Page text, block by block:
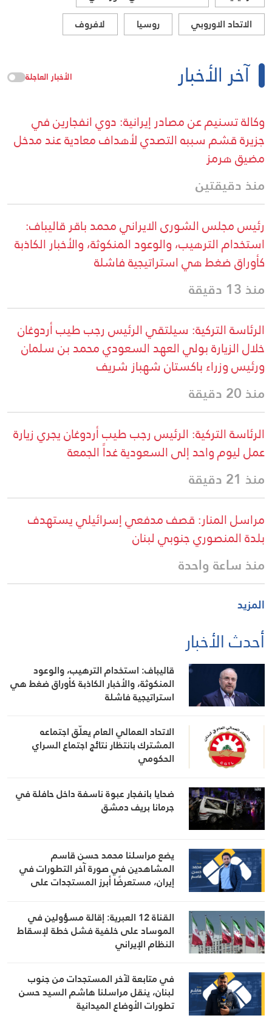
الاتحاد الاوروبي
روسيا لافروف
آخر الأخبار الأخبار العاجلة
وكالة تسنيم عن مصادر إيرانية: دوي انفجارين في
جزيرة قشم سببه التصدي لأهداف معادية عند مدخل
مضيق هرمز
منذ دقيقتين
رئيس مجلس الشورى الايراني محمد باقر قاليباف:
استخدام الترهيب، والوعود المنكوثة، والأخبار الكاذبة
كأوراق ضغط هي استراتيجية فاشلة
منذ 13 دقيقة
الرئاسة التركية: سيلتقي الرئيس رجب طيب أردوغان
خلال الزيارة بولي العهد السعودي محمد بن سلمان
ورئيس وزراء باكستان شهباز شريف
منذ 20 دقيقة
الرئاسة التركية: الرئيس رجب طيب أردوغان يجري زيارة
عمل ليوم واحد إلى السعودية غداً الجمعة
منذ 21 دقيقة
مراسل المنار: قصف مدفعي إسرائيلي يستهدف
بلدة المنصوري جنوبي لبنان
منذ ساعة واحدة
المزيد
أحدث الأخبار
قاليباف: استخدام الترهيب، والوعود
المنكوثة، والأخبار الكاذبة كأوراق ضغط هي
استراتيجية فاشلة
الاتحاد العمالي العام يعلّق اجتماعه
المشترك بانتظار نتائج اجتماع السراي
الحكومي
ضحايا بانفجار عبوة ناسفة داخل حافلة في
جرمانا بريف دمشق
يضع مراسلنا محمد حسن قاسم
المشاهدين في صورة آخر التطورات في
إيران، مستعرضًا أبرز المستجدات على
المواقف الرسمية وأبرز التطورات ذات
الصلة بالشأنين الداخلي والإقليمي
القناة 12 العبرية: إقالة مسؤولين في
الموساد على خلفية فشل خطة لإسقاط
النظام الإيراني
في متابعة لآخر المستجدات من جنوب
لبنان، ينقل مراسلنا هاشم السيد حسن
تطورات الأوضاع الميدانية